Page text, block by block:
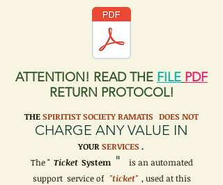
ATTENTION! READ THE FILE PDF
RETURN PROTOCOL!
THESPIRITIST SOCIETY RAMATIS DOES NOT
CHARGE ANY VALUE IN
YOUR SERVICES.
The " Ticket System"
is an automated
support service of "ticket" , used at this